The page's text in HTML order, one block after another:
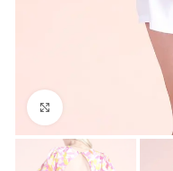
Click para agrandar